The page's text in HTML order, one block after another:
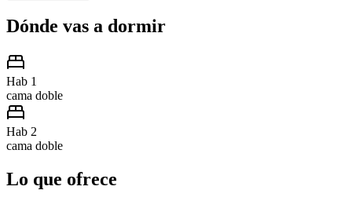
Dónde vas a dormir
Hab 1
cama doble
Hab 2
cama doble
Lo que ofrece